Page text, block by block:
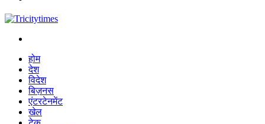
होम
देश
विदेश
बिज़नस
एंटरटेनमेंट
खेल